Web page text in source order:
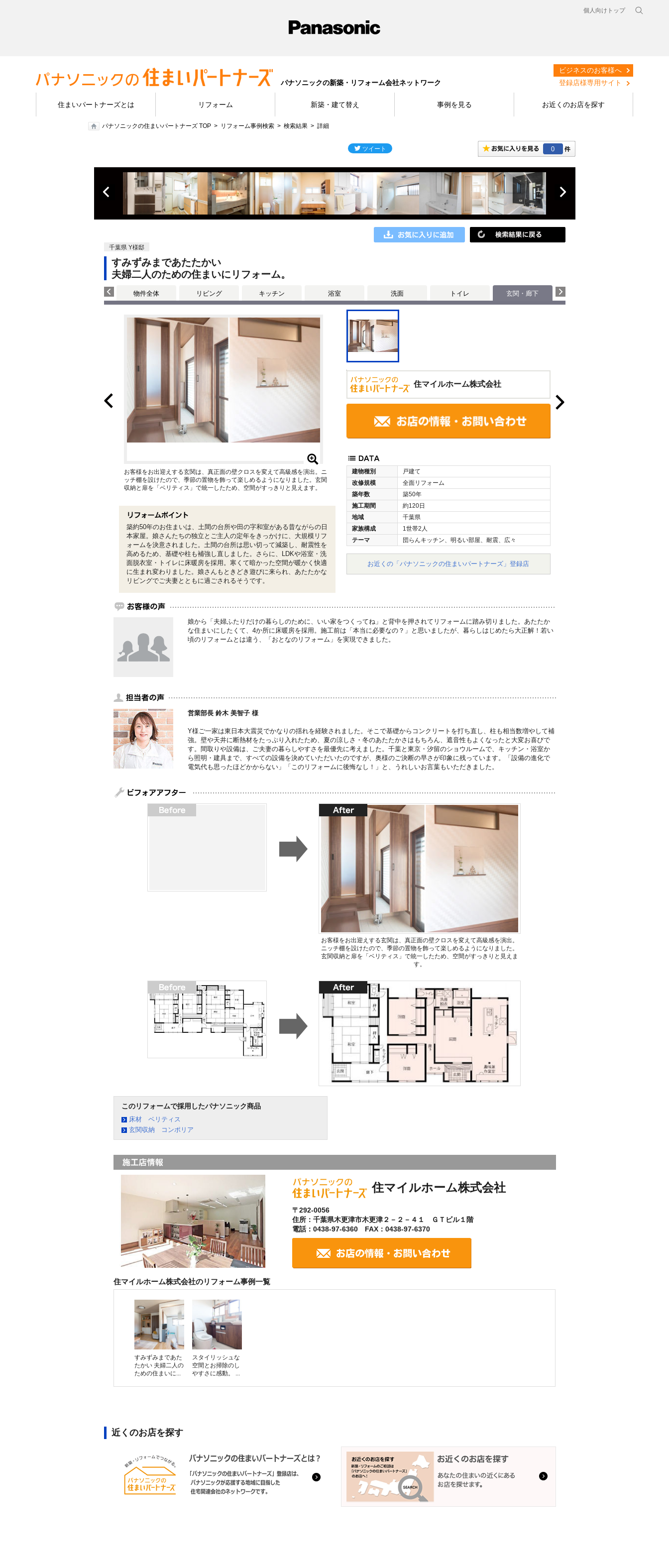
個人向けトップ
パナソニックの新築・リフォーム会社ネットワーク
ビジネスのお客様へ
登録店様専用サイト
住まいパートナーズとは リフォーム 新築・建て替え 事例を見る お近くのお店を探す
パナソニックの住まいパートナーズ TOP リフォーム事例検索 検索結果 詳細
0
千葉県 Y様邸
すみずみまであたたかい
夫婦二人のための住まいにリフォーム。
物件全体 リビング キッチン 浴室 洗面 トイレ 玄関・廊下
住マイルホーム株式会社
建物種別
戸建て
改修規模
全面リフォーム
築年数
築50年
施工期間
約120日
地域
千葉県
家族構成
1世帯2人
テーマ
団らんキッチン、明るい部屋、耐震、広々
お近くの「パナソニックの住まいパートナーズ」登録店
お客様をお出迎えする玄関は、真正面の壁クロスを変えて高級感を演出。ニ
ッチ棚を設けたので、季節の置物を飾って楽しめるようになりました。玄関
収納と扉を「ベリティス」で統一したため、空間がすっきりと見えます。
築約50年のお住まいは、土間の台所や田の字和室がある昔ながらの日
本家屋。娘さんたちの独立とご主人の定年をきっかけに、大規模リフ
ォームを決意されました。土間の台所は思い切って減築し、耐震性を
高めるため、基礎や柱も補強し直しました。さらに、LDKや浴室・洗
面脱衣室・トイレに床暖房を採用。寒くて暗かった空間が暖かく快適
に生まれ変わりました。娘さんもときどき遊びに来られ、あたたかな
リビングでご夫妻とともに過ごされるそうです。
娘から「夫婦ふたりだけの暮らしのために、いい家をつくってね」と背中を押されてリフォームに踏み切りました。あたたか
な住まいにしたくて、4か所に床暖房を採用。施工前は「本当に必要なの？」と思いましたが、暮らしはじめたら大正解！若い
頃のリフォームとは違う、「おとなのリフォーム」を実現できました。
営業部長 鈴木 美智子 様
Y様ご一家は東日本大震災でかなりの揺れを経験されました。そこで基礎からコンクリートを打ち直し、柱も相当数増やして補
強。壁や天井に断熱材をたっぷり入れたため、夏の涼しさ・冬のあたたかさはもちろん、遮音性もよくなったと大変お喜びで
す。間取りや設備は、ご夫妻の暮らしやすさを最優先に考えました。千葉と東京・汐留のショウルームで、キッチン・浴室か
ら照明・建具まで、すべての設備を決めていただいたのですが、奥様のご決断の早さが印象に残っています。「設備の進化で
電気代も思ったほどかからない」「このリフォームに後悔なし！」と、うれしいお言葉もいただきました。
お客様をお出迎えする玄関は、真正面の壁クロスを変えて高級感を演出。
ニッチ棚を設けたので、季節の置物を飾って楽しめるようになりました。
玄関収納と扉を「ベリティス」で統一したため、空間がすっきりと見えま
す。
このリフォームで採用したパナソニック商品
床材 ベリティス
玄関収納 コンポリア
住マイルホーム株式会社
〒292-0056
住所：千葉県木更津市木更津２－２－４１ ＧＴビル１階
電話：0438-97-6360 FAX：0438-97-6370
住マイルホーム株式会社のリフォーム事例一覧
すみずみまであた
たかい 夫婦二人の
ための住まいに...
スタイリッシュな
空間とお掃除のし
やすさに感動。 ...
近くのお店を探す